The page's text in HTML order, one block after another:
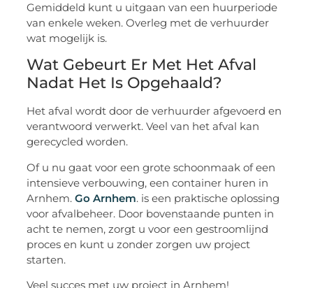
Gemiddeld kunt u uitgaan van een huurperiode
van enkele weken. Overleg met de verhuurder
wat mogelijk is.
Wat Gebeurt Er Met Het Afval
Nadat Het Is Opgehaald?
Het afval wordt door de verhuurder afgevoerd en
verantwoord verwerkt. Veel van het afval kan
gerecycled worden.
Of u nu gaat voor een grote schoonmaak of een
intensieve verbouwing, een container huren in
Arnhem.Go Arnhem. is een praktische oplossing
voor afvalbeheer. Door bovenstaande punten in
acht te nemen, zorgt u voor een gestroomlijnd
proces en kunt u zonder zorgen uw project
starten.
Veel succes met uw project in Arnhem!